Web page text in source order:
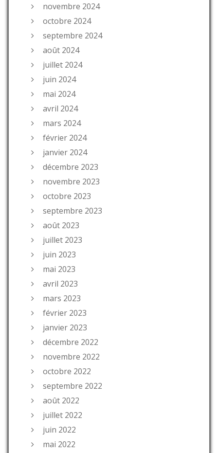
novembre 2024
octobre 2024
septembre 2024
août 2024
juillet 2024
juin 2024
mai 2024
avril 2024
mars 2024
février 2024
janvier 2024
décembre 2023
novembre 2023
octobre 2023
septembre 2023
août 2023
juillet 2023
juin 2023
mai 2023
avril 2023
mars 2023
février 2023
janvier 2023
décembre 2022
novembre 2022
octobre 2022
septembre 2022
août 2022
juillet 2022
juin 2022
mai 2022